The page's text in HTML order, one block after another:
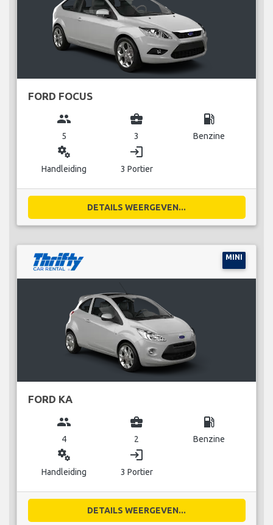
FORD FOCUS
group
5
business_center
3
local_gas_station
Benzine
miscellaneous_services
Handleiding
login
3 Portier
DETAILS WEERGEVEN...
MINI
FORD KA
group
4
business_center
2
local_gas_station
Benzine
miscellaneous_services
Handleiding
login
3 Portier
DETAILS WEERGEVEN...